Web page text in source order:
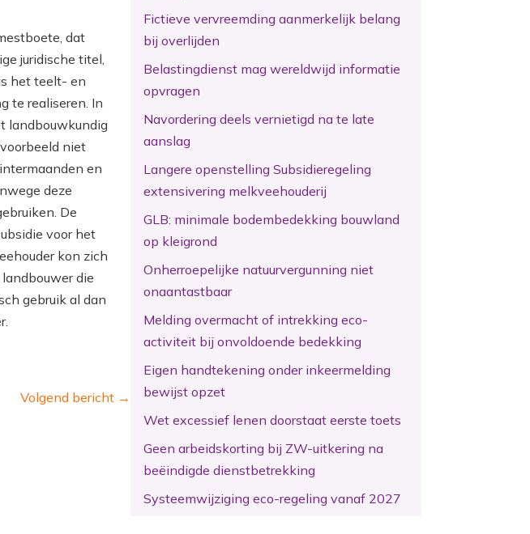
dat
juridische titel,
het teelt- en
te realiseren. In
landbouwkundig
niet
en
deze
De
voor het
kon zich
die
gebruik al dan
Volgend bericht →
Fictieve vervreemding aanmerkelijk belang
bij overlijden
Belastingdienst mag wereldwijd informatie
opvragen
Navordering deels vernietigd na te late
aanslag
Langere openstelling Subsidieregeling
extensivering melkveehouderij
GLB: minimale bodembedekking bouwland
op kleigrond
Onherroepelijke natuurvergunning niet
onaantastbaar
Melding overmacht of intrekking eco-
activiteit bij onvoldoende bedekking
Eigen handtekening onder inkeermelding
bewijst opzet
Wet excessief lenen doorstaat eerste toets
Geen arbeidskorting bij ZW-uitkering na
beëindigde dienstbetrekking
Systeemwijziging eco-regeling vanaf 2027